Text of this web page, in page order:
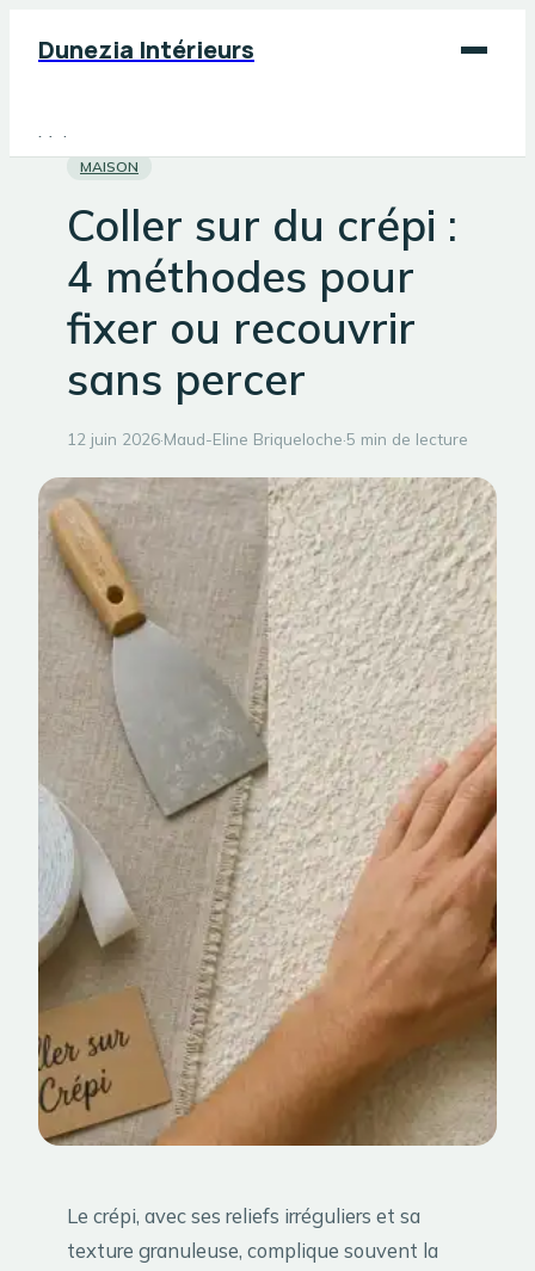
Dunezia Intérieurs
Maison
Jardinage
Bricolage
MAISON
Coller sur du crépi :
4 méthodes pour
fixer ou recouvrir
sans percer
12 juin 2026·Maud-Eline Briqueloche·5 min de lecture
Le crépi, avec ses reliefs irréguliers et sa
texture granuleuse, complique souvent la